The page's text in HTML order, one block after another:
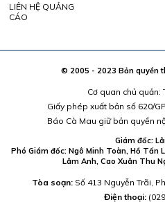
LIÊN HỆ QUẢNG
CÁO
© 2005 - 2023 Bản quyền
Cơ quan chủ quản:
Giấy phép xuất bản số 620/
Báo Cà Mau giữ bản quyền
Giám đốc:
Phó Giám đốc: Ngô Minh Toàn, Hồ Tấn
Lâm Anh, Cao Xuân Thu
Tòa soạn:Số 413 Nguyễn Trãi,
Điện thoại: